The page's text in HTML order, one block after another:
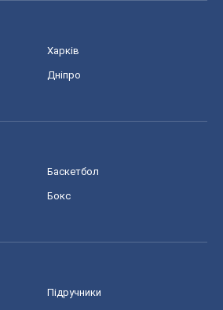
Харків
Дніпро
Баскетбол
Бокс
Підручники